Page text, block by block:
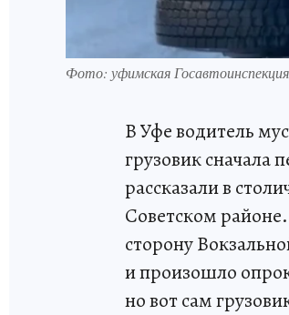
Фото: уфимская Госавтоинспекция
В Уфе водитель
грузовик сначала
рассказали в
Советском
сторону
и произошло
но вот сам